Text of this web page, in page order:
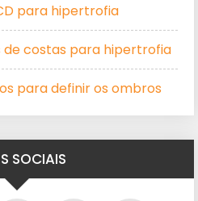
para hipertrofia
de costas para hipertrofia
para definir os ombros
SOCIAIS